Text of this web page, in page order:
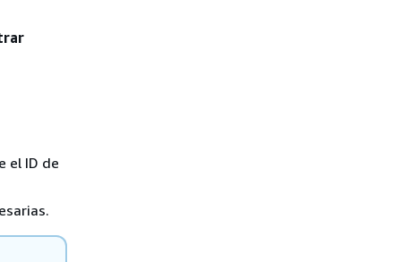
el ID de